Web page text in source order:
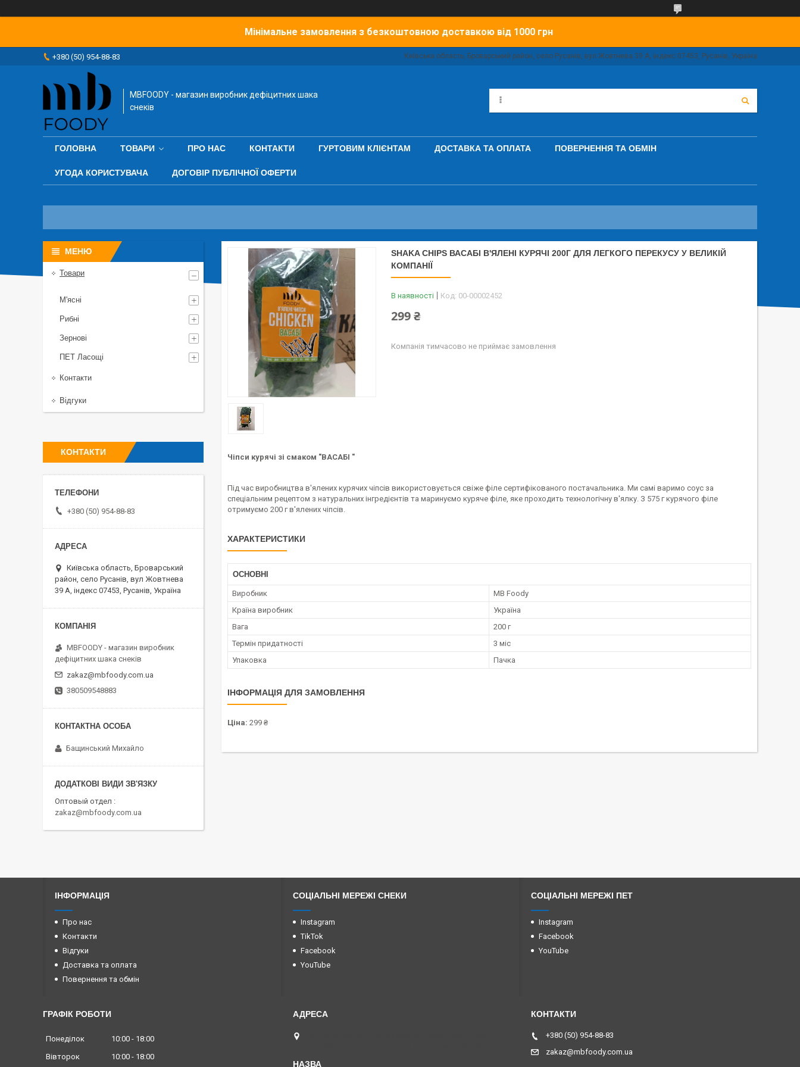
Мінімальне замовлення з безкоштовною доставкою від 1000 грн
+380 (50) 954-88-83 Київська область, Броварський район, село Русанів, вул Жовтнева 39 А, індекс 07453, Русанів, Україна
MBFOODY - магазин виробник дефіцитних шака
снеків
ГОЛОВНА ТОВАРИ ПРО НАС КОНТАКТИ ГУРТОВИМ КЛІЄНТАМ ДОСТАВКА ТА ОПЛАТА ПОВЕРНЕННЯ ТА ОБМІН
УГОДА КОРИСТУВАЧА ДОГОВІР ПУБЛІЧНОЇ ОФЕРТИ
SHAKA CHIPS ВАСАБІ В'ЯЛЕНІ КУРЯЧІ 200Г ДЛЯ ЛЕГКОГО ПЕРЕКУСУ У ВЕЛИКІЙ
КОМПАНІЇ
В наявності Код: 00-00002452
299 ₴
Компанія тимчасово не приймає замовлення
Чіпси курячі зі смаком "ВАСАБІ "
Під час виробництва в'ялених курячих чіпсів використовується свіже філе сертифікованого постачальника. Ми самі варимо соус за
спеціальним рецептом з натуральних інгредієнтів та маринуємо куряче філе, яке проходить технологічну в'ялку. З 575 г курячого філе
отримуємо 200 г в'ялених чіпсів.
ХАРАКТЕРИСТИКИ
ОСНОВНІ
Виробник
MB Foody
Країна виробник
Україна
Вага
200 г
Термін придатності
3 міс
Упаковка
Пачка
ІНФОРМАЦІЯ ДЛЯ ЗАМОВЛЕННЯ
Ціна: 299 ₴
Товари
М'ясні
Рибні
Зернові
ПЕТ Ласощі
Контакти
Відгуки
КОНТАКТИ
+380 (50) 954-88-83
Київська область, Броварський
район, село Русанів, вул Жовтнева
39 А, індекс 07453, Русанів, Україна
MBFOODY - магазин виробник
дефіцитних шака снеків
zakaz@mbfoody.com.ua
380509548883
Бащинський Михайло
Оптовый отдел
zakaz@mbfoody.com.ua
ІНФОРМАЦІЯ
Про нас
Контакти
Відгуки
Доставка та оплата
Повернення та обмін
СОЦІАЛЬНІ МЕРЕЖІ СНЕКИ
Instagram
TikTok
Facebook
YouTube
СОЦІАЛЬНІ МЕРЕЖІ ПЕТ
Instagram
Facebook
YouTube
ГРАФІК РОБОТИ
Понеділок 10:00
18:00
Вівторок
10:00 18:00
+380 (50) 954-88-83
zakaz@mbfoody.com.ua